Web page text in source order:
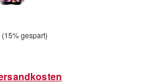
Preis:
(15% gespart)